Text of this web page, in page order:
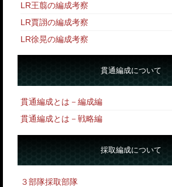
LR王翦の編成考察
LR賈詡の編成考察
LR徐晃の編成考察
貫通編成について
貫通編成とは－編成編
貫通編成とは－戦略編
採取編成について
３部隊採取部隊